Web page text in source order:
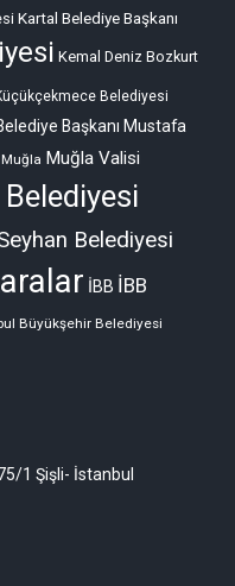
Kartal Belediye Başkanı
Kemal Deniz Bozkurt
Belediyesi
Başkanı Mustafa
Muğla Muğla Valisi
Belediyesi
Belediyesi
İBB İBB
Büyükşehir Belediyesi
1 Şişli- İstanbul